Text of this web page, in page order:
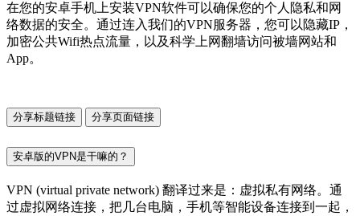
在您的安卓手机上安装VPN软件可以确保您的个人隐私和网
络数据的安全。通过连入我们的VPN服务器，您可以隐藏IP，
加密公共Wifi热点流量，以及科学上网翻墙访问被墙网站和
App。
分享标题链接 分享页面链接
安卓版的VPN是干嘛的？
VPN (virtual private network) 翻译过来是：虚拟私有网络。通
过虚拟网络连接，把几台电脑，手机等智能设备连接到一起，